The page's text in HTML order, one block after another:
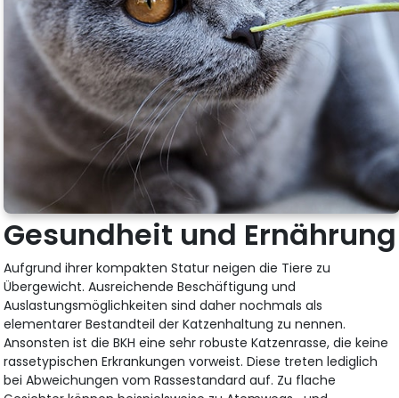
Gesundheit und Ernährung
Aufgrund ihrer kompakten Statur neigen die Tiere zu
Übergewicht. Ausreichende Beschäftigung und
Auslastungsmöglichkeiten sind daher nochmals als
elementarer Bestandteil der Katzenhaltung zu nennen.
Ansonsten ist die BKH eine sehr robuste Katzenrasse, die keine
rassetypischen Erkrankungen vorweist. Diese treten lediglich
bei Abweichungen vom Rassestandard auf. Zu flache